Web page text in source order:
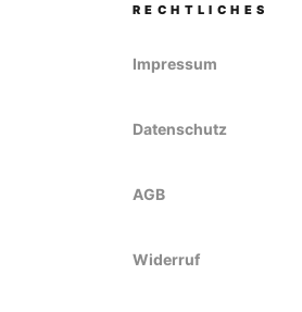
RECHTLICHES
Impressum
Datenschutz
AGB
Widerruf